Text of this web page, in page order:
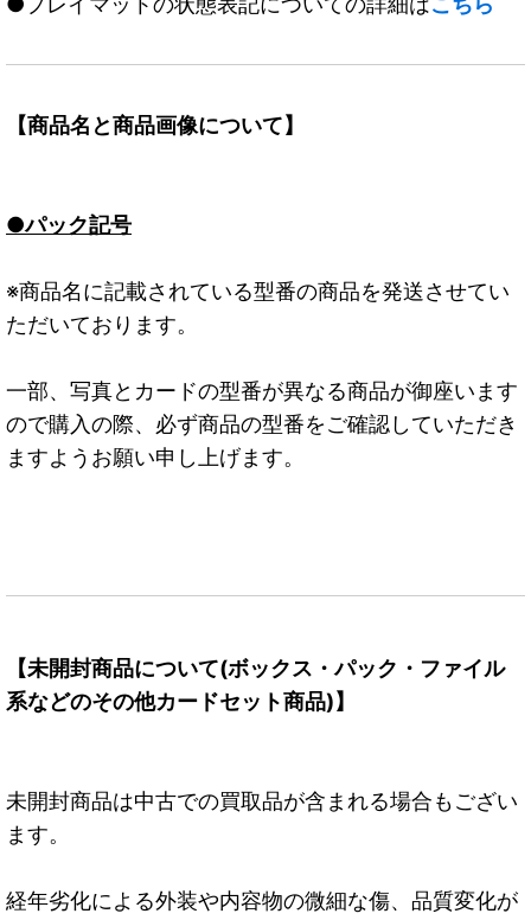
【商品名と商品画像について】
●パック記号
※商品名に記載されている型番の商品を発送させてい
ただいております。
一部、写真とカードの型番が異なる商品が御座います
ので購入の際、必ず商品の型番をご確認していただき
ますようお願い申し上げます。
【未開封商品について(ボックス・パック・ファイル
系などのその他カードセット商品)】
未開封商品は中古での買取品が含まれる場合もござい
ます。
経年劣化による外装や内容物の微細な傷、品質変化が